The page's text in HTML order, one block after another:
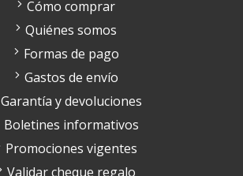
Cómo comprar
Quiénes somos
Formas de pago
Gastos de envío
Garantía y devoluciones
Boletines informativos
Promociones vigentes
Validar cheque regalo